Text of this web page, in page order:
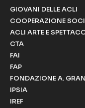
GIOVANI DELLE ACLI
COOPERAZIONE
ACLI ARTE E
CTA
FAI
FAP
FONDAZIONE A.
IPSIA
IREF